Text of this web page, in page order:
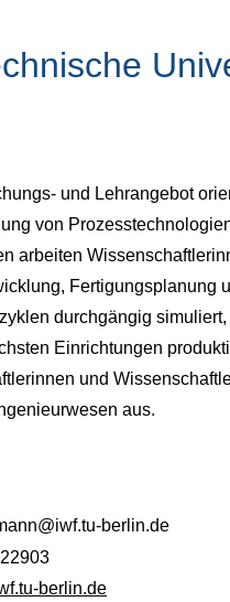
und Lehrangebot
von
arbeiten
Fertigungsplanung
durchgängig
Einrichtungen
und
aus.
berlin.de
berlin.de